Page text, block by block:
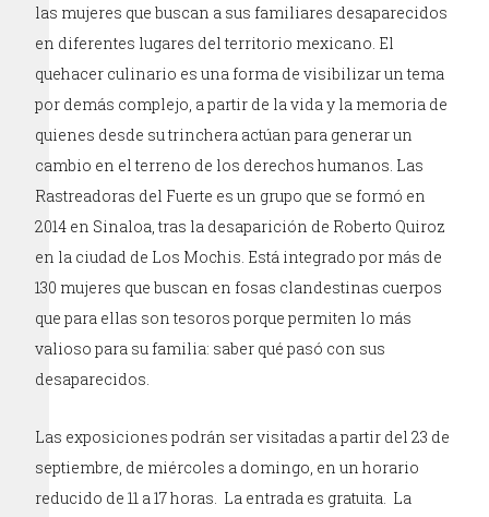
las mujeres que buscan a sus familiares desaparecidos
en diferentes lugares del territorio mexicano. El
quehacer culinario es una forma de visibilizar un tema
por demás complejo, a partir de la vida y la memoria de
quienes desde su trinchera actúan para generar un
cambio en el terreno de los derechos humanos. Las
Rastreadoras del Fuerte es un grupo que se formó en
2014 en Sinaloa, tras la desaparición de Roberto Quiroz
en la ciudad de Los Mochis. Está integrado por más de
130 mujeres que buscan en fosas clandestinas cuerpos
que para ellas son tesoros porque permiten lo más
valioso para su familia: saber qué pasó con sus
desaparecidos.
Las exposiciones podrán ser visitadas a partir del 23 de
septiembre, de miércoles a domingo, en un horario
reducido de 11 a 17 horas. La entrada es gratuita. La